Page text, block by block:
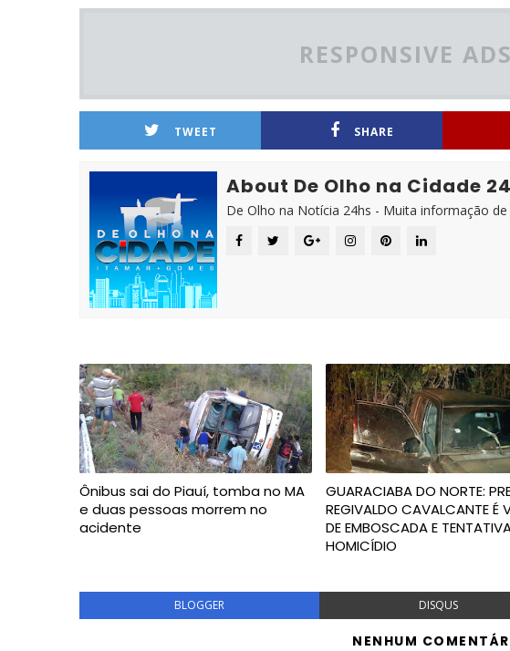
RESPONSIVE
TWEET SHARE
About De Olho na Cidade
De Olho na Notícia 24hs - Muita informação
Ônibus sai do Piauí, tomba no MA
e duas pessoas morrem no
acidente
GUARACIABA DO NORTE:
REGIVALDO CAVALCANTE É
DE EMBOSCADA E
HOMICÍDIO
BLOGGER DISQUS
NENHUM